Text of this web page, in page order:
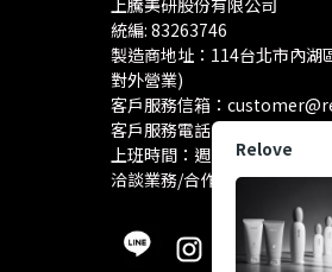
上騰美研股份有限公司
統編: 83263746
製造商地址：114台北市內湖
對外營業)
客戶服務信箱：
客戶服務電話：
上班時間：週一至週五
洽談業務/合作資訊：
Relove